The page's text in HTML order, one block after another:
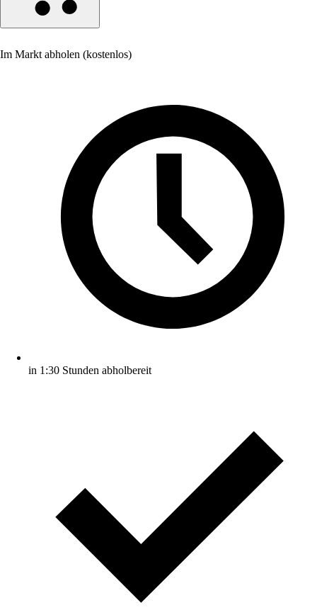
Im Markt abholen (kostenlos)
in 1:30 Stunden abholbereit